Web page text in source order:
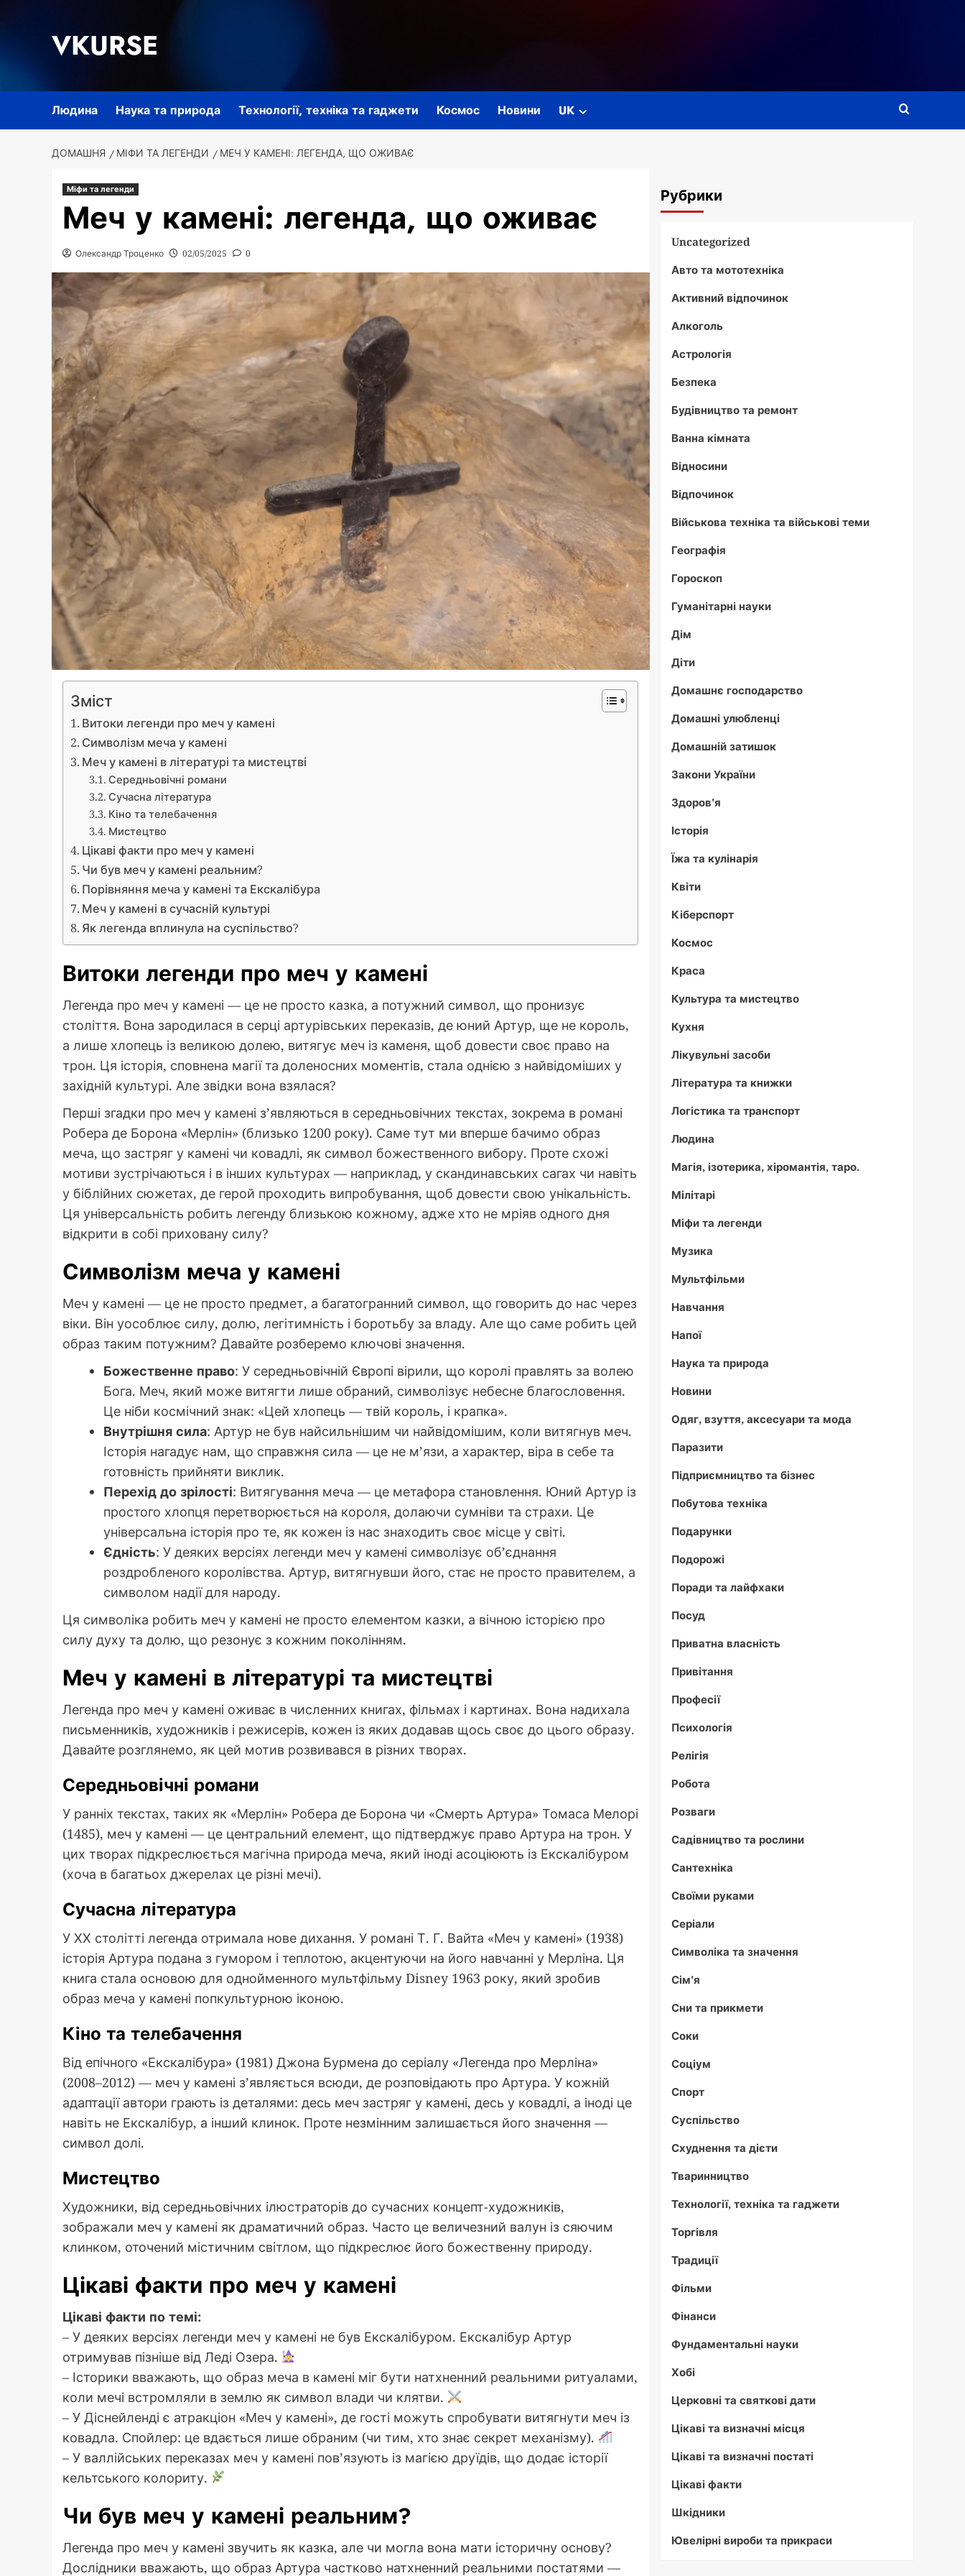
VKURSE
Людина Наука та природа Технології, техніка та гаджети Космос Новини UK
ДОМАШНЯ МІФИ ТА ЛЕГЕНДИ МЕЧ У КАМЕНІ: ЛЕГЕНДА, ЩО ОЖИВАЄ
Міфи та легенди
Меч у камені: легенда, що оживає
Олександр Троценко 02/05/2025 0
Зміст
Витоки легенди про меч у камені
Символізм меча у камені
Меч у камені в літературі та мистецтві
Середньовічні романи
Сучасна література
Кіно та телебачення
Мистецтво
Цікаві факти про меч у камені
Чи був меч у камені реальним?
Порівняння меча у камені та Екскалібура
Меч у камені в сучасній культурі
Як легенда вплинула на суспільство?
Витоки легенди про меч у камені
Легенда про меч у камені — це не просто казка, а потужний символ, що пронизує
століття. Вона зародилася в серці артурівських переказів, де юний Артур, ще не король,
а лише хлопець із великою долею, витягує меч із каменя, щоб довести своє право на
трон. Ця історія, сповнена магії та доленосних моментів, стала однією з найвідоміших у
західній культурі. Але звідки вона взялася?
Перші згадки про меч у камені з’являються в середньовічних текстах, зокрема в романі
Робера де Борона «Мерлін» (близько 1200 року). Саме тут ми вперше бачимо образ
меча, що застряг у камені чи ковадлі, як символ божественного вибору. Проте схожі
мотиви зустрічаються і в інших культурах — наприклад, у скандинавських сагах чи навіть
у біблійних сюжетах, де герой проходить випробування, щоб довести свою унікальність.
Ця універсальність робить легенду близькою кожному, адже хто не мріяв одного дня
відкрити в собі приховану силу?
Символізм меча у камені
Меч у камені — це не просто предмет, а багатогранний символ, що говорить до нас через
віки. Він уособлює силу, долю, легітимність і боротьбу за владу. Але що саме робить цей
образ таким потужним? Давайте розберемо ключові значення.
Божественне право: У середньовічній Європі вірили, що королі правлять за волею
Бога. Меч, який може витягти лише обраний, символізує небесне благословення.
Це ніби космічний знак: «Цей хлопець — твій король, і крапка».
Внутрішня сила: Артур не був найсильнішим чи найвідомішим, коли витягнув меч.
Історія нагадує нам, що справжня сила — це не м’язи, а характер, віра в себе та
готовність прийняти виклик.
Перехід до зрілості: Витягування меча — це метафора становлення. Юний Артур із
простого хлопця перетворюється на короля, долаючи сумніви та страхи. Це
універсальна історія про те, як кожен із нас знаходить своє місце у світі.
Єдність: У деяких версіях легенди меч у камені символізує об’єднання
роздробленого королівства. Артур, витягнувши його, стає не просто правителем, а
символом надії для народу.
Ця символіка робить меч у камені не просто елементом казки, а вічною історією про
силу духу та долю, що резонує з кожним поколінням.
Меч у камені в літературі та мистецтві
Легенда про меч у камені оживає в численних книгах, фільмах і картинах. Вона надихала
письменників, художників і режисерів, кожен із яких додавав щось своє до цього образу.
Давайте розглянемо, як цей мотив розвивався в різних творах.
Середньовічні романи
У ранніх текстах, таких як «Мерлін» Робера де Борона чи «Смерть Артура» Томаса Мелорі
(1485), меч у камені — це центральний елемент, що підтверджує право Артура на трон. У
цих творах підкреслюється магічна природа меча, який іноді асоціюють із Екскалібуром
(хоча в багатьох джерелах це різні мечі).
Сучасна література
У ХХ столітті легенда отримала нове дихання. У романі Т. Г. Вайта «Меч у камені» (1938)
історія Артура подана з гумором і теплотою, акцентуючи на його навчанні у Мерліна. Ця
книга стала основою для однойменного мультфільму Disney 1963 року, який зробив
образ меча у камені попкультурною іконою.
Кіно та телебачення
Від епічного «Екскалібура» (1981) Джона Бурмена до серіалу «Легенда про Мерліна»
(2008–2012) — меч у камені з’являється всюди, де розповідають про Артура. У кожній
адаптації автори грають із деталями: десь меч застряг у камені, десь у ковадлі, а іноді це
навіть не Екскалібур, а інший клинок. Проте незмінним залишається його значення —
символ долі.
Мистецтво
Художники, від середньовічних ілюстраторів до сучасних концепт-художників,
зображали меч у камені як драматичний образ. Часто це величезний валун із сяючим
клинком, оточений містичним світлом, що підкреслює його божественну природу.
Цікаві факти про меч у камені
Цікаві факти по темі:
– У деяких версіях легенди меч у камені не був Екскалібуром. Екскалібур Артур
отримував пізніше від Леді Озера.
– Історики вважають, що образ меча в камені міг бути натхненний реальними ритуалами,
коли мечі встромляли в землю як символ влади чи клятви.
– У Діснейленді є атракціон «Меч у камені», де гості можуть спробувати витягнути меч із
ковадла. Спойлер: це вдається лише обраним (чи тим, хто знає секрет механізму).
– У валлійських переказах меч у камені пов’язують із магією друїдів, що додає історії
кельтського колориту.
Чи був меч у камені реальним?
Легенда про меч у камені звучить як казка, але чи могла вона мати історичну основу?
Дослідники вважають, що образ Артура частково натхненний реальними постатями —
Рубрики
Uncategorized
Авто та мототехніка
Активний відпочинок
Алкоголь
Астрологія
Безпека
Будівництво та ремонт
Ванна кімната
Відносини
Відпочинок
Військова техніка та військові теми
Географія
Гороскоп
Гуманітарні науки
Дім
Діти
Домашнє господарство
Домашні улюбленці
Домашній затишок
Закони України
Здоров'я
Історія
Їжа та кулінарія
Квіти
Кіберспорт
Космос
Краса
Культура та мистецтво
Кухня
Лікувульні засоби
Література та книжки
Логістика та транспорт
Людина
Магія, ізотерика, хіромантія, таро.
Мілітарі
Міфи та легенди
Музика
Мультфільми
Навчання
Напої
Наука та природа
Новини
Одяг, взуття, аксесуари та мода
Паразити
Підприємництво та бізнес
Побутова техніка
Подарунки
Подорожі
Поради та лайфхаки
Посуд
Приватна власність
Привітання
Професії
Психологія
Релігія
Робота
Розваги
Садівництво та рослини
Сантехніка
Своїми руками
Серіали
Символіка та значення
Сім'я
Сни та прикмети
Соки
Соціум
Спорт
Суспільство
Схуднення та дієти
Тваринництво
Технології, техніка та гаджети
Торгівля
Традиції
Фільми
Фінанси
Фундаментальні науки
Хобі
Церковні та святкові дати
Цікаві та визначні місця
Цікаві та визначні постаті
Цікаві факти
Шкідники
Ювелірні вироби та прикраси